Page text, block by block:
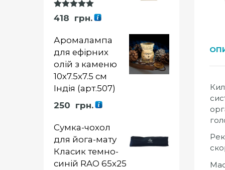
Оцінка
5.00із 5
418 грн.
Аромалампа
для ефірних
олій з каменю
10х7.5х7.5 см
Індія (арт.507)
250 грн.
Сумка-чохол
для йога-мату
Класик темно-
синій RAO 65х25